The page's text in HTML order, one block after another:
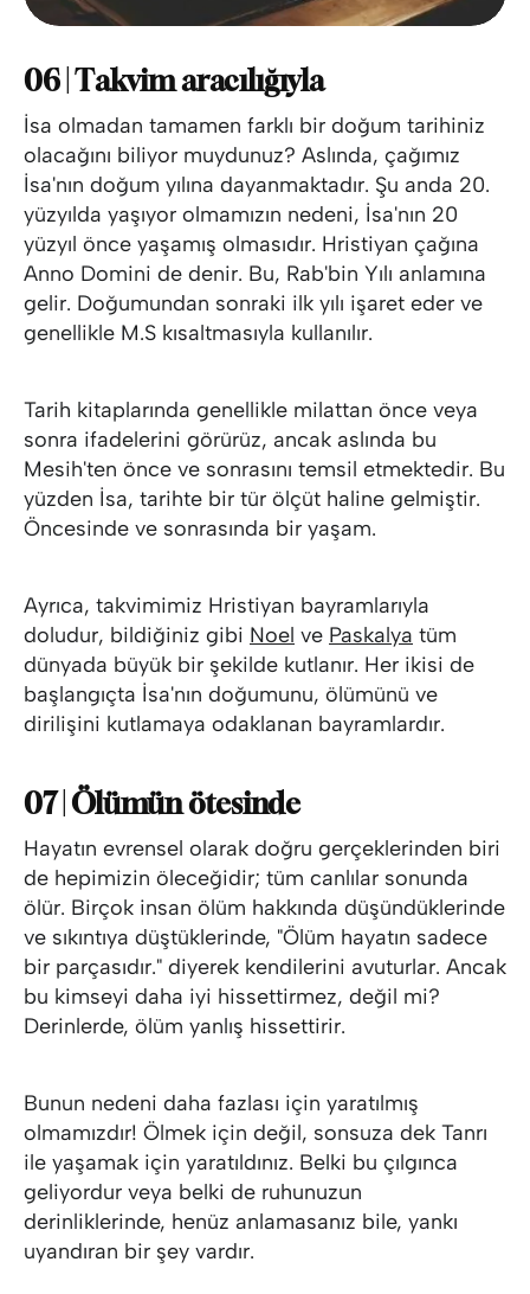
06 | Takvim aracılığıyla
İsa olmadan tamamen farklı bir doğum tarihiniz
olacağını biliyor muydunuz? Aslında, çağımız
İsa'nın doğum yılına dayanmaktadır. Şu anda 20.
yüzyılda yaşıyor olmamızın nedeni, İsa'nın 20
yüzyıl önce yaşamış olmasıdır. Hristiyan çağına
Anno Domini de denir. Bu, Rab'bin Yılı anlamına
gelir. Doğumundan sonraki ilk yılı işaret eder ve
genellikle M.S kısaltmasıyla kullanılır.
Tarih kitaplarında genellikle milattan önce veya
sonra ifadelerini görürüz, ancak aslında bu
Mesih'ten önce ve sonrasını temsil etmektedir. Bu
yüzden İsa, tarihte bir tür ölçüt haline gelmiştir.
Öncesinde ve sonrasında bir yaşam.
Ayrıca, takvimimiz Hristiyan bayramlarıyla
doludur, bildiğiniz gibi Noel ve Paskalya tüm
dünyada büyük bir şekilde kutlanır. Her ikisi de
başlangıçta İsa'nın doğumunu, ölümünü ve
dirilişini kutlamaya odaklanan bayramlardır.
07 | Ölümün ötesinde
Hayatın evrensel olarak doğru gerçeklerinden biri
de hepimizin öleceğidir; tüm canlılar sonunda
ölür. Birçok insan ölüm hakkında düşündüklerinde
ve sıkıntıya düştüklerinde, "Ölüm hayatın sadece
bir parçasıdır." diyerek kendilerini avuturlar. Ancak
bu kimseyi daha iyi hissettirmez, değil mi?
Derinlerde, ölüm yanlış hissettirir.
Bunun nedeni daha fazlası için yaratılmış
olmamızdır! Ölmek için değil, sonsuza dek Tanrı
ile yaşamak için yaratıldınız. Belki bu çılgınca
geliyordur veya belki de ruhunuzun
derinliklerinde, henüz anlamasanız bile, yankı
uyandıran bir şey vardır.